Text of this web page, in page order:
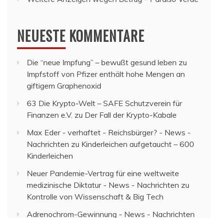
NEUESTE KOMMENTARE
Die “neue Impfung” – bewußt gesund leben zu
Impfstoff von Pfizer enthält hohe Mengen an
giftigem Graphenoxid
63 Die Krypto-Welt – SAFE Schutzverein für
Finanzen e.V. zu Der Fall der Krypto-Kabale
Max Eder - verhaftet - Reichsbürger? - News -
Nachrichten zu Kinderleichen aufgetaucht – 600
Kinderleichen
Neuer Pandemie-Vertrag für eine weltweite
medizinische Diktatur - News - Nachrichten zu
Kontrolle von Wissenschaft & Big Tech
Adrenochrom-Gewinnung - News - Nachrichten